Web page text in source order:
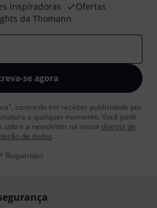
inspiradoras
Ofertas
da Thomann
se agora
concordo em receber publicidade por
a qualquer momento. Você pode
a newsletter na nossa diretriz de
de dados.
* Requeridos